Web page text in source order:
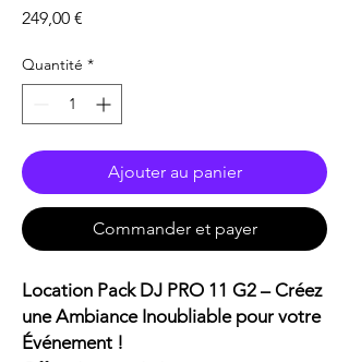
249,00 €
Quantité *
Ajouter au panier
Commander et payer
Location Pack DJ PRO 11 G2 – Créez
une Ambiance Inoubliable pour votre
Événement !